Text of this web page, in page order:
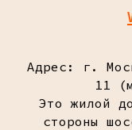
Адрес: г.
11
Это жилой
стороны